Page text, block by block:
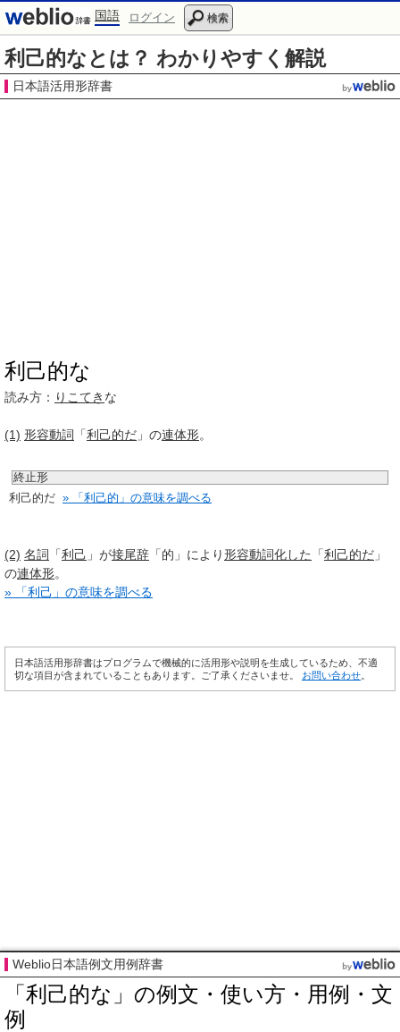
国語 ログイン 検索
利己的なとは？ わかりやすく解説
日本語活用形辞書
利己的な
読み方： りこてき な
(1) 形容動詞 「利己的だ 」の連体形。
終止形
利己的だ » 「利己的」の意味を調べる
(2) 名詞 「利己 」が接尾辞 「的」により形容動詞化した 「利己的だ 」
の連体形。
» 「利己」の意味を調べる
日本語活用形辞書はプログラムで機械的に活用形や説明を生成しているため、不適
切な項目が含まれていることもあります。ご了承くださいませ。 お問い合わせ
Weblio日本語例文用例辞書
「利己的な」の例文・使い方・用例・文
例